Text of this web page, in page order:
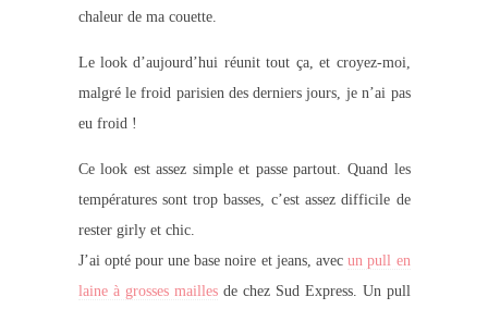
chaleur de ma couette.
Le look d’aujourd’hui réunit tout ça, et croyez-moi,
malgré le froid parisien des derniers jours, je n’ai pas
eu froid !
Ce look est assez simple et passe partout. Quand les
températures sont trop basses, c’est assez difficile de
rester girly et chic.
J’ai opté pour une base noire et jeans, avecun pull en
laine à grosses maillesde chez Sud Express. Un pull